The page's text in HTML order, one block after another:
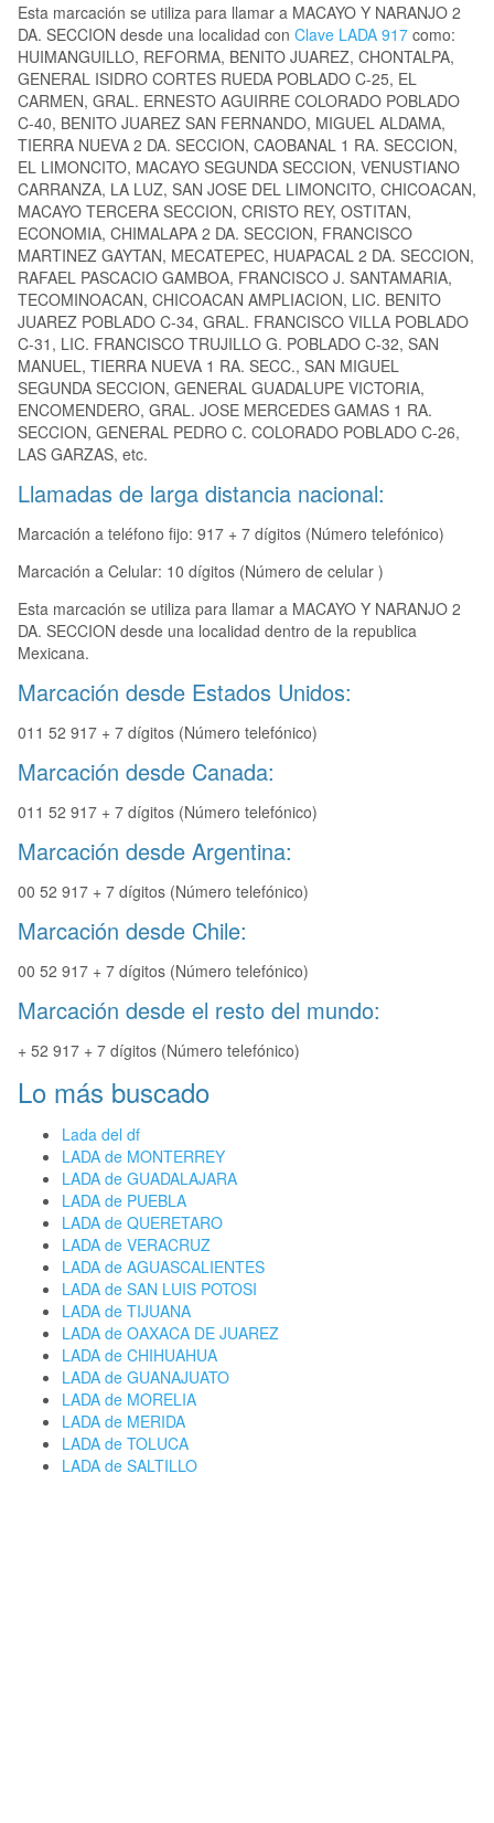
Esta marcación se utiliza para llamar a MACAYO Y NARANJO 2
DA. SECCION desde una localidad con Clave LADA 917 como:
HUIMANGUILLO, REFORMA, BENITO JUAREZ, CHONTALPA,
GENERAL ISIDRO CORTES RUEDA POBLADO C-25, EL
CARMEN, GRAL. ERNESTO AGUIRRE COLORADO POBLADO
C-40, BENITO JUAREZ SAN FERNANDO, MIGUEL ALDAMA,
TIERRA NUEVA 2 DA. SECCION, CAOBANAL 1 RA. SECCION,
EL LIMONCITO, MACAYO SEGUNDA SECCION, VENUSTIANO
CARRANZA, LA LUZ, SAN JOSE DEL LIMONCITO, CHICOACAN,
MACAYO TERCERA SECCION, CRISTO REY, OSTITAN,
ECONOMIA, CHIMALAPA 2 DA. SECCION, FRANCISCO
MARTINEZ GAYTAN, MECATEPEC, HUAPACAL 2 DA. SECCION,
RAFAEL PASCACIO GAMBOA, FRANCISCO J. SANTAMARIA,
TECOMINOACAN, CHICOACAN AMPLIACION, LIC. BENITO
JUAREZ POBLADO C-34, GRAL. FRANCISCO VILLA POBLADO
C-31, LIC. FRANCISCO TRUJILLO G. POBLADO C-32, SAN
MANUEL, TIERRA NUEVA 1 RA. SECC., SAN MIGUEL
SEGUNDA SECCION, GENERAL GUADALUPE VICTORIA,
ENCOMENDERO, GRAL. JOSE MERCEDES GAMAS 1 RA.
SECCION, GENERAL PEDRO C. COLORADO POBLADO C-26,
LAS GARZAS, etc.
Llamadas de larga distancia nacional:
Marcación a teléfono fijo: 917 + 7 dígitos (Número telefónico)
Marcación a Celular: 10 dígitos (Número de celular )
Esta marcación se utiliza para llamar a MACAYO Y NARANJO 2
DA. SECCION desde una localidad dentro de la republica
Mexicana.
Marcación desde Estados Unidos:
011 52 917 + 7 dígitos (Número telefónico)
Marcación desde Canada:
011 52 917 + 7 dígitos (Número telefónico)
Marcación desde Argentina:
00 52 917 + 7 dígitos (Número telefónico)
Marcación desde Chile:
00 52 917 + 7 dígitos (Número telefónico)
Marcación desde el resto del mundo:
+ 52 917 + 7 dígitos (Número telefónico)
Lo más buscado
Lada del df
LADA de MONTERREY
LADA de GUADALAJARA
LADA de PUEBLA
LADA de QUERETARO
LADA de VERACRUZ
LADA de AGUASCALIENTES
LADA de SAN LUIS POTOSI
LADA de TIJUANA
LADA de OAXACA DE JUAREZ
LADA de CHIHUAHUA
LADA de GUANAJUATO
LADA de MORELIA
LADA de MERIDA
LADA de TOLUCA
LADA de SALTILLO